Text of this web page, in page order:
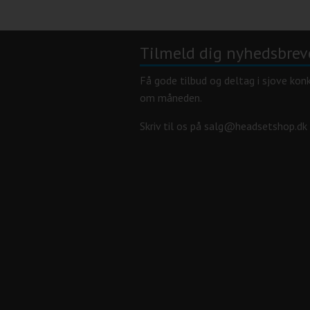
Tilmeld dig
Få gode tilbud og deltag i sjove
om måneden.
Skriv til os på salg@headsetshop.dk